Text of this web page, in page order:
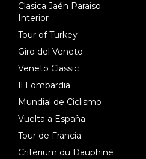
Clasica Jaén Paraiso
Interior
Tour of Turkey
Giro del Veneto
Veneto Classic
Il Lombardia
Mundial de Ciclismo
Vuelta a España
Tour de Francia
Critérium du Dauphiné